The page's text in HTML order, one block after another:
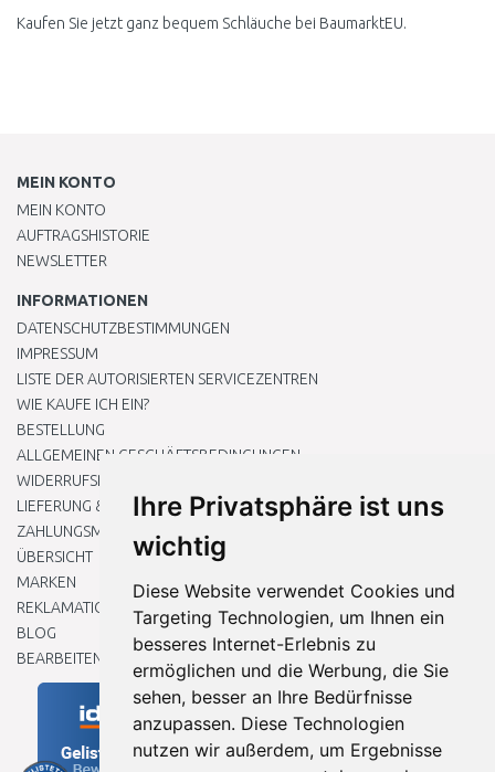
Ihre Privatsphäre ist uns
wichtig
Diese Website verwendet Cookies und
Targeting Technologien, um Ihnen ein
besseres Internet-Erlebnis zu
ermöglichen und die Werbung, die Sie
sehen, besser an Ihre Bedürfnisse
anzupassen. Diese Technologien
nutzen wir außerdem, um Ergebnisse
Kaufen Sie jetzt ganz bequem Schläuche bei BaumarktEU.
MEIN KONTO
MEIN KONTO
AUFTRAGSHISTORIE
NEWSLETTER
INFORMATIONEN
DATENSCHUTZBESTIMMUNGEN
IMPRESSUM
LISTE DER AUTORISIERTEN SERVICEZENTREN
WIE KAUFE ICH EIN?
BESTELLUNG
ALLGEMEINEN GESCHÄFTSBEDINGUNGEN
WIDERRUFSRECHT
LIEFERUNG & ZAHLUNG
ZAHLUNGSMETHODEN
ÜBERSICHT
MARKEN
REKLAMATIONEN UND RETOUREN
BLOG
BEARBEITEN SIE MEINE COOKIE-EINSTELLUNGEN